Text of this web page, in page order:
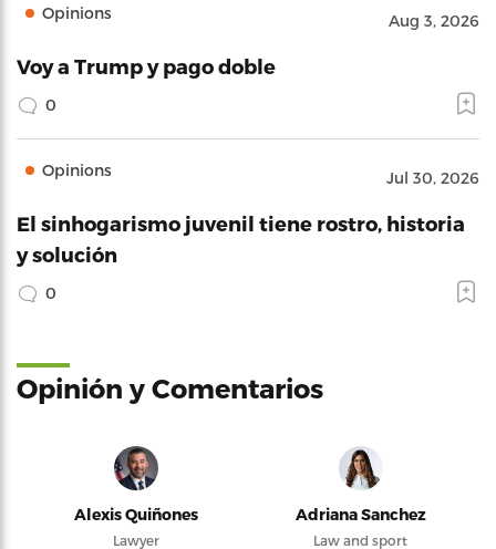
Opinions Aug 3, 2026
Voy a Trump y pago doble
0
Opinions Jul 30, 2026
El sinhogarismo juvenil tiene rostro, historia
y solución
0
Opinión y Comentarios
Alexis Quiñones
Lawyer
Adriana Sanchez
Law and sport